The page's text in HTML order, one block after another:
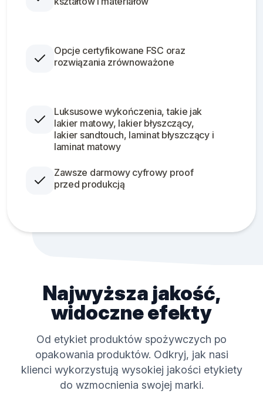
Opcje certyfikowane FSC oraz
rozwiązania zrównoważone
Luksusowe wykończenia, takie jak
lakier matowy, lakier błyszczący,
lakier sandtouch, laminat błyszczący i
laminat matowy
Zawsze darmowy cyfrowy proof
przed produkcją
Najwyższa jakość,
widoczne efekty
Od etykiet produktów spożywczych po
opakowania produktów. Odkryj, jak nasi
klienci wykorzystują wysokiej jakości etykiety
do wzmocnienia swojej marki.